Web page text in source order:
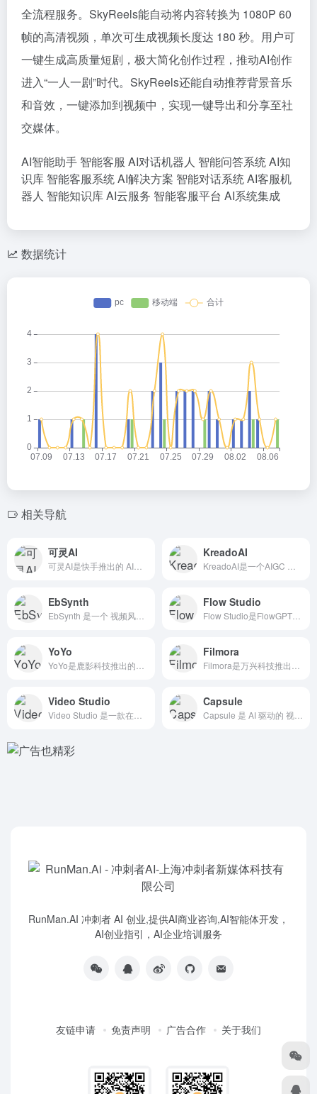
全流程服务。SkyReels能自动将内容转换为 1080P 60
帧的高清视频，单次可生成视频长度达 180 秒。用户可
一键生成高质量短剧，极大简化创作过程，推动AI创作
进入“一人一剧”时代。SkyReels还能自动推荐背景音乐
和音效，一键添加到视频中，实现一键导出和分享至社
交媒体。
AI智能助手 智能客服 AI对话机器人 智能问答系统AI知
识库 智能客服系统AI解决方案 智能对话系统AI客服机
器人 智能知识库AI云服务 智能客服平台 AI系统集成
数据统计
相关导航
可灵AI KreadoAI
EbSynth Flow Studio
YoYo Filmora
Video Studio Capsule
RunMan.AI 冲刺者 AI 创业,提供AI商业咨询,AI智能体开发，
AI创业指引，AI企业培训服务
友链申请 免责声明 广告合作 关于我们